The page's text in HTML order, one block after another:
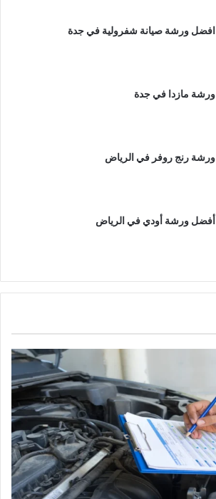
افضل ورشة صيانة شفرولية في جدة
ورشة مازدا في جدة
ورشة رنج روفر في الرياض
أفضل ورشة أودي في الرياض